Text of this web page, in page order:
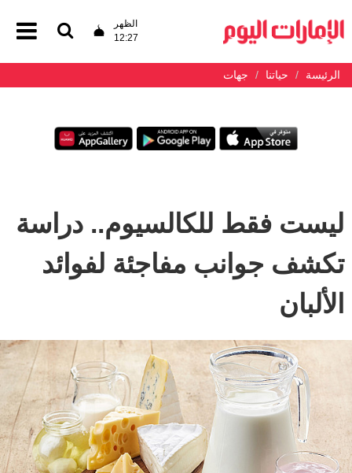
الظهر
12:27
الرئيسة حياتنا جهات
ليست فقط للكالسيوم.. دراسة
تكشف جوانب مفاجئة لفوائد
الألبان